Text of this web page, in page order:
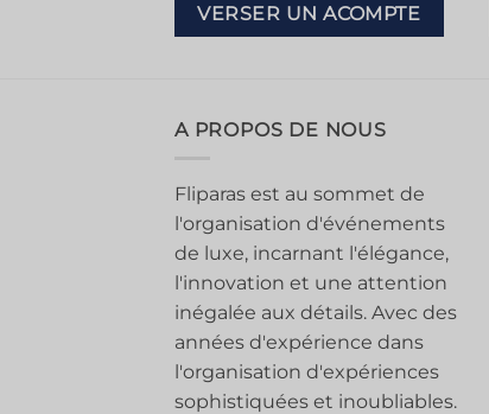
VERSER UN ACOMPTE
A PROPOS DE NOUS
Fliparas est au sommet de
l'organisation d'événements
de luxe, incarnant l'élégance,
l'innovation et une attention
inégalée aux détails. Avec des
années d'expérience dans
l'organisation d'expériences
sophistiquées et inoubliables.